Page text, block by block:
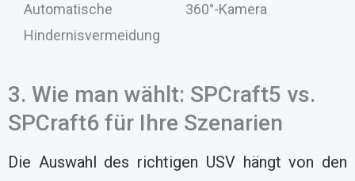
360°-Kamera
Automatische
Hindernisvermeidung
3. Wie man wählt: SPCraft5 vs.
SPCraft6 für Ihre Szenarien
Die Auswahl des richtigen USV hängt von den